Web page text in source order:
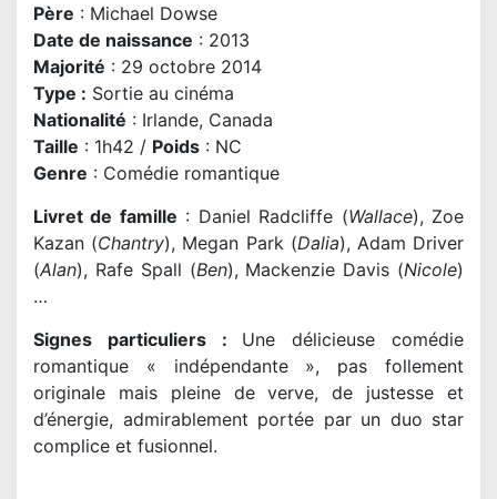
Père : Michael Dowse
Date de naissance : 2013
Majorité : 29 octobre 2014
Type : Sortie au cinéma
Nationalité : Irlande, Canada
Taille : 1h42 / Poids : NC
Genre : Comédie romantique
Livret de famille : Daniel Radcliffe (Wallace), Zoe
Kazan (Chantry), Megan Park (Dalia), Adam Driver
(Alan), Rafe Spall (Ben), Mackenzie Davis (Nicole)
…
Signes particuliers : Une délicieuse comédie
romantique « indépendante », pas follement
originale mais pleine de verve, de justesse et
d’énergie, admirablement portée par un duo star
complice et fusionnel.